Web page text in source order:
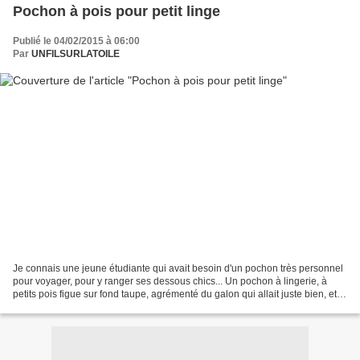
Pochon à pois pour petit linge
Publié le 04/02/2015 à 06:00
Par UNFILSURLATOILE
Je connais une jeune étudiante qui avait besoin d'un pochon très personnel
pour voyager, pour y ranger ses dessous chics... Un pochon à lingerie, à
petits pois figue sur fond taupe, agrémenté du galon qui allait juste bien, et